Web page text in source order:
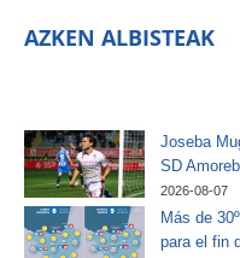
AZKEN ALBISTEAK
Joseba
SD
2026-08-07
Más de
para el fin